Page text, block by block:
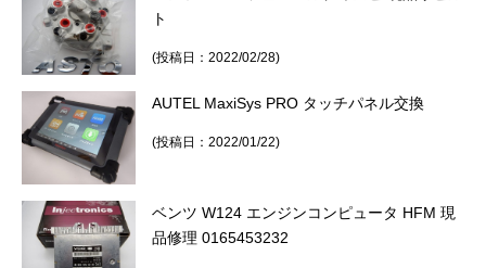
ト
(投稿日：2022/02/28)
AUTEL MaxiSys PRO タッチパネル交換
(投稿日：2022/01/22)
ベンツ W124 エンジンコンピュータ HFM 現
品修理 0165453232